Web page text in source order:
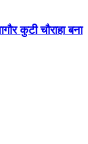
कुटी चौराहा बना